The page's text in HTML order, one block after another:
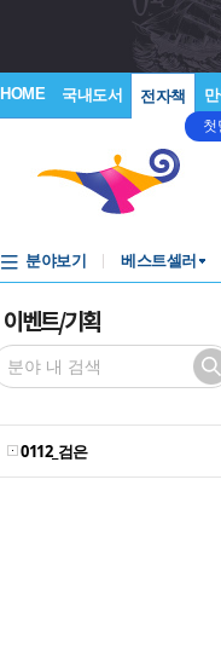
HOME 국내도서 전자책
첫
분야보기 베스트셀러
이벤트/기획
0112_검은